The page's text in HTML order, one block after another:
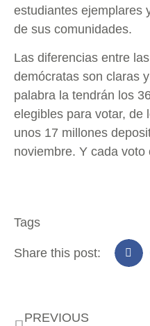
estudiantes ejemplares
de sus comunidades.
Las diferencias entre
demócratas son claras
palabra la tendrán los
elegibles para votar, de
unos 17 millones
noviembre. Y cada voto
Tags
Share this post:
PREVIOUS